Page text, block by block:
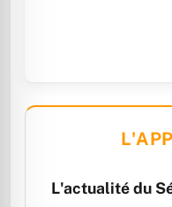
L'APP
L'actualité du